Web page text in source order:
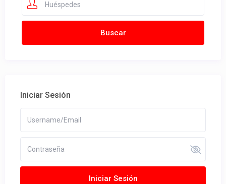
Huéspedes
Iniciar Sesión
Iniciar Sesión